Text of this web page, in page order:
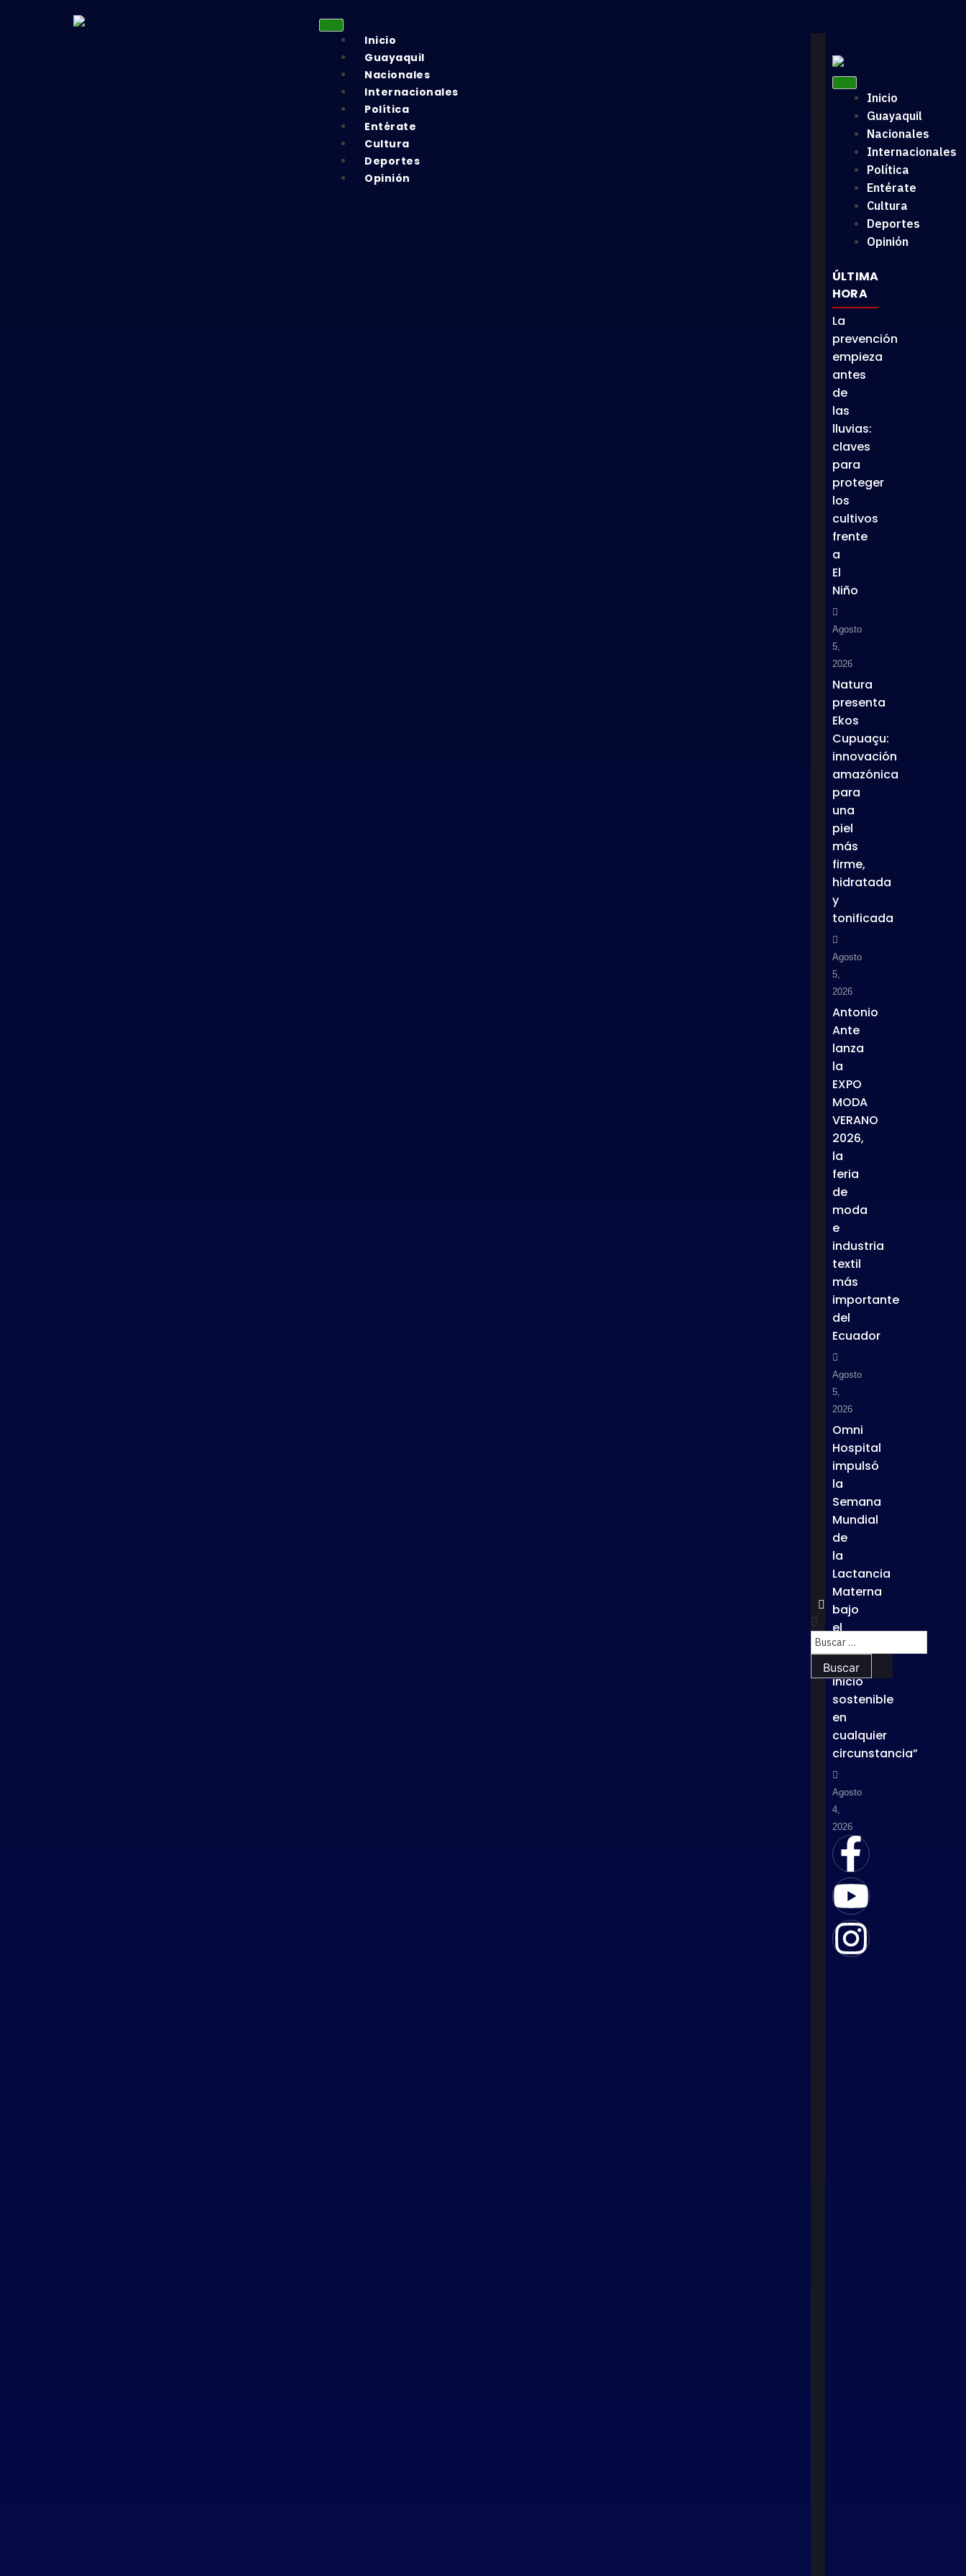
Inicio
Guayaquil
Nacionales
Internacionales
Política
Entérate
Cultura
Deportes
Opinión
Inicio
Guayaquil
Nacionales
Internacionales
Política
Entérate
Cultura
Deportes
Opinión
ÚLTIMA
HORA
La
prevención
empieza
antes
de
las
lluvias:
claves
para
proteger
los
cultivos
frente
a
El
Niño
Agosto
5,
2026
Natura
presenta
Ekos
Cupuaçu:
innovación
amazónica
para
una
piel
más
firme,
hidratada
y
tonificada
Agosto
5,
2026
Antonio
Ante
lanza
la
EXPO
MODA
VERANO
2026,
la
feria
de
moda
e
industria
textil
más
importante
del
Ecuador
Agosto
5,
2026
Omni
Hospital
impulsó
la
Semana
Mundial
de
la
Lactancia
Materna
bajo
el
lema
“Un
inicio
sostenible
en
cualquier
circunstancia”
Agosto
4,
2026